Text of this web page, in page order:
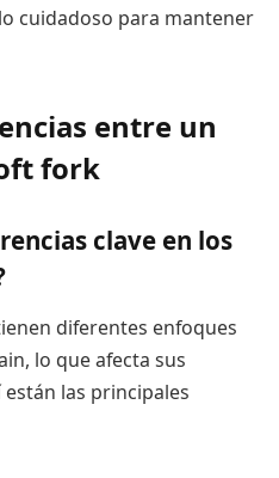
cuidadoso para mantener
entre un
fork
clave en los
diferentes enfoques
lo que afecta sus
las principales